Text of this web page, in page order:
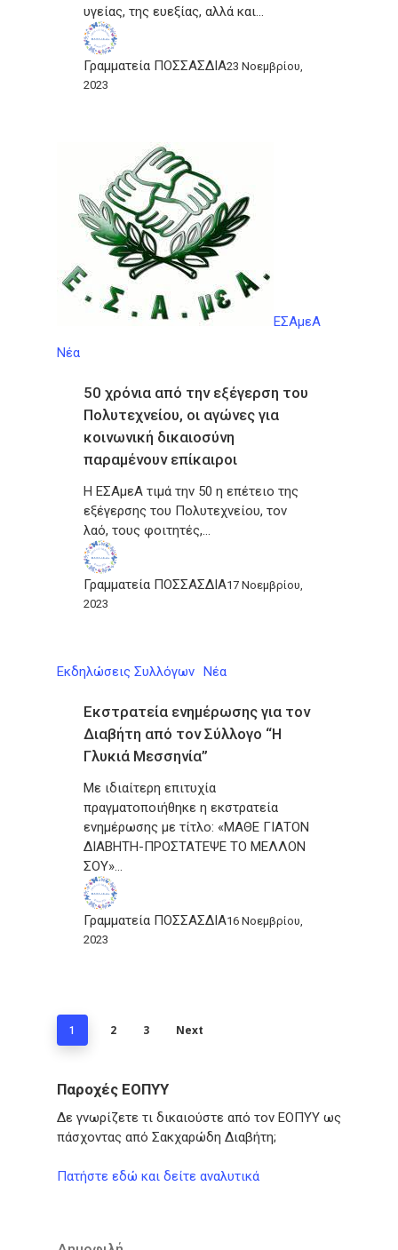
υγείας, της ευεξίας, αλλά και…
Γραμματεία ΠΟΣΣΑΣΔΙΑ23 Νοεμβρίου,
2023
ΕΣΑμεΑ
Νέα
50 χρόνια από την εξέγερση του
Πολυτεχνείου, οι αγώνες για
κοινωνική δικαιοσύνη
παραμένουν επίκαιροι
Η ΕΣΑμεΑ τιμά την 50 η επέτειο της
εξέγερσης του Πολυτεχνείου, τον
λαό, τους φοιτητές,…
Γραμματεία ΠΟΣΣΑΣΔΙΑ17 Νοεμβρίου,
2023
Εκδηλώσεις Συλλόγων Νέα
Εκστρατεία ενημέρωσης για τον
Διαβήτη από τον Σύλλογο “Η
Γλυκιά Μεσσηνία”
Με ιδιαίτερη επιτυχία
πραγματοποιήθηκε η εκστρατεία
ενημέρωσης με τίτλο: «ΜΑΘΕ ΓΙΑΤΟΝ
ΔΙΑΒΗΤΗ-ΠΡΟΣΤΑΤΕΨΕ ΤΟ ΜΕΛΛΟΝ
ΣΟΥ»…
Γραμματεία ΠΟΣΣΑΣΔΙΑ16 Νοεμβρίου,
2023
1 2 3 Next
Παροχές ΕΟΠΥΥ
Δε γνωρίζετε τι δικαιούστε από τον ΕΟΠΥΥ ως
πάσχοντας από Σακχαρώδη Διαβήτη;
Πατήστε εδώ και δείτε αναλυτικά